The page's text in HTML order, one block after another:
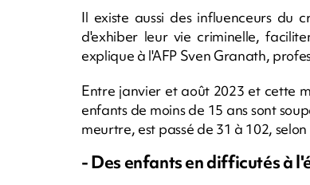
Il existe aussi des influenceurs du
d'exhiber leur vie criminelle,
explique à l'AFP Sven Granath,
Entre janvier et août 2023 et cette
enfants de moins de 15 ans sont
meurtre, est passé de 31 à 102,
- Des enfants en difficutés à